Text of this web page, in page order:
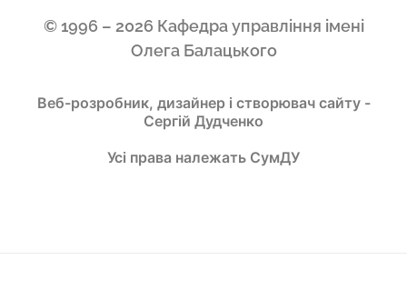
© 1996 – 2026 Кафедра управління імені
Олега Балацького
Веб-розробник, дизайнер і створювач сайту -
Сергій Дудченко
Усі права належать СумДУ